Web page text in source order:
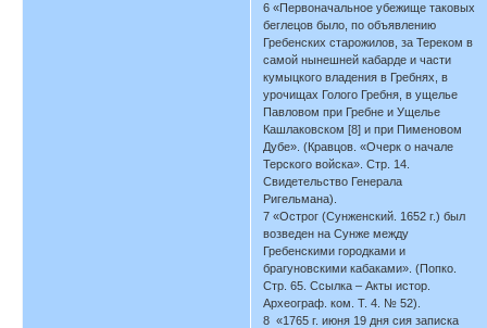
6 «Первоначальное убежище таковых
беглецов было, по объявлению
Гребенских старожилов, за Тереком в
самой нынешней кабарде и части
кумыцкого владения в Гребнях, в
урочищах Голого Гребня, в ущелье
Павловом при Гребне и Ущелье
Кашлаковском [8] и при Пименовом
Дубе». (Кравцов. «Очерк о начале
Терского войска». Стр. 14.
Свидетельство Генерала
Ригельмана).
7 «Острог (Сунженский. 1652 г.) был
возведен на Сунже между
Гребенскими городками и
брагуновскими кабаками». (Попко.
Стр. 65. Ссылка – Акты истор.
Археограф. ком. Т. 4. № 52).
8 «1765 г. июня 19 дня сия записка